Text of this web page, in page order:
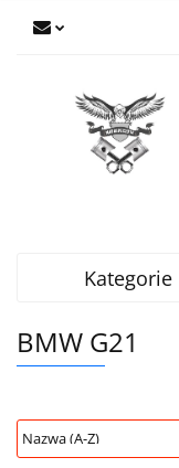
Kategorie
BMW G21